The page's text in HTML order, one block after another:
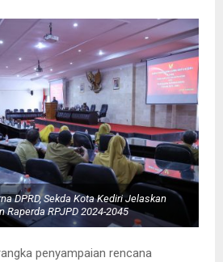
DPRD, Sekda Kota Kediri Jelaskan
Raperda RPJPD 2024-2045
penyampaian rencana